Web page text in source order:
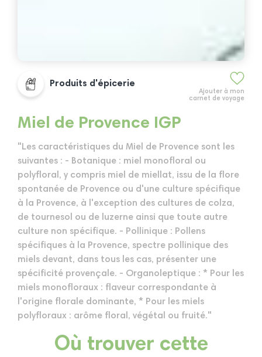
Ajouter à mon
carnet de voyage
Produits d'épicerie
Miel de Provence IGP
"Les caractéristiques du Miel de Provence sont les
suivantes : - Botanique : miel monofloral ou
polyfloral, y compris miel de miellat, issu de la flore
spontanée de Provence ou d'une culture spécifique
à la Provence, à l'exception des cultures de colza,
de tournesol ou de luzerne ainsi que toute autre
culture non spécifique. - Pollinique : Pollens
spécifiques à la Provence, spectre pollinique des
miels devant, dans tous les cas, présenter une
spécificité provençale. - Organoleptique : * Pour les
miels monofloraux : flaveur correspondante à
l'origine florale dominante, * Pour les miels
polyfloraux : arôme floral, végétal ou fruité."
Où trouver cette